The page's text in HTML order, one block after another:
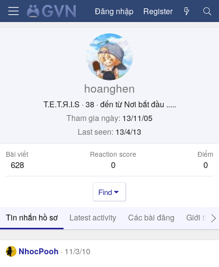
Đăng nhập Register
hoanghen
T.E.T.Я.I.S · 38 · đến từ Nơi bắt đầu .....
Tham gia ngày 13/11/05
Last seen 13/4/13
Bài viết
628
Reaction score
0
Điểm
0
Find
Tin nhắn hồ sơ Latest activity Các bài đăng Giới thiệu
NhocPooh 11/3/10